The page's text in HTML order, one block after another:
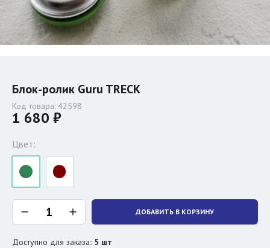
Блок-ролик Guru TRECK
Код товара: 42598
1 680 ₽
Цвет:
ДОБАВИТЬ В КОРЗИНУ
Доступно для заказа: 5 шт